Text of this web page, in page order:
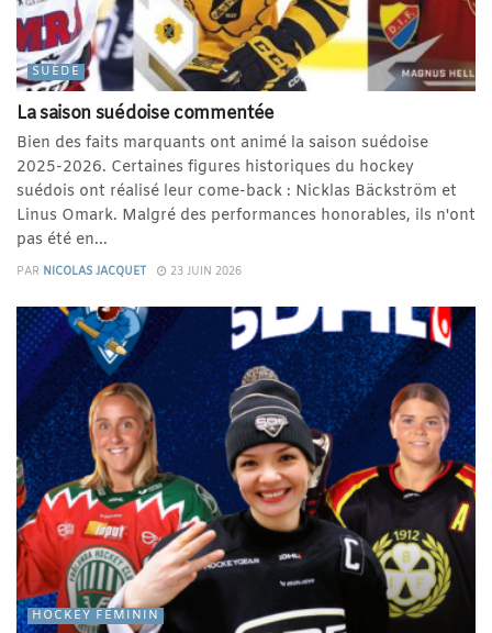
SUÈDE
La saison suédoise commentée
Bien des faits marquants ont animé la saison suédoise
2025-2026. Certaines figures historiques du hockey
suédois ont réalisé leur come-back : Nicklas Bäckström et
Linus Omark. Malgré des performances honorables, ils n'ont
pas été en...
PAR NICOLAS JACQUET 23 JUIN 2026
HOCKEY FÉMININ